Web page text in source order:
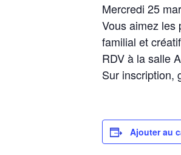
Mercredi 25
Vous aimez les
familial et
RDV à la salle
Sur inscription,
Ajouter au